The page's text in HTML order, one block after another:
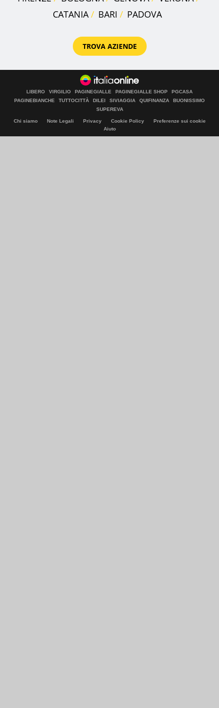
CATANIA
BARI PADOVA
TROVA AZIENDE
LIBERO VIRGILIO PAGINEGIALLE PAGINEGIALLE SHOP
PGCASA
PAGINEBIANCHE
TUTTOCITTÀ DILEI SIVIAGGIA QUIFINANZA
BUONISSIMO
SUPEREVA
Chi siamo Note Legali Privacy Cookie Policy
Preferenze sui cookie
Aiuto